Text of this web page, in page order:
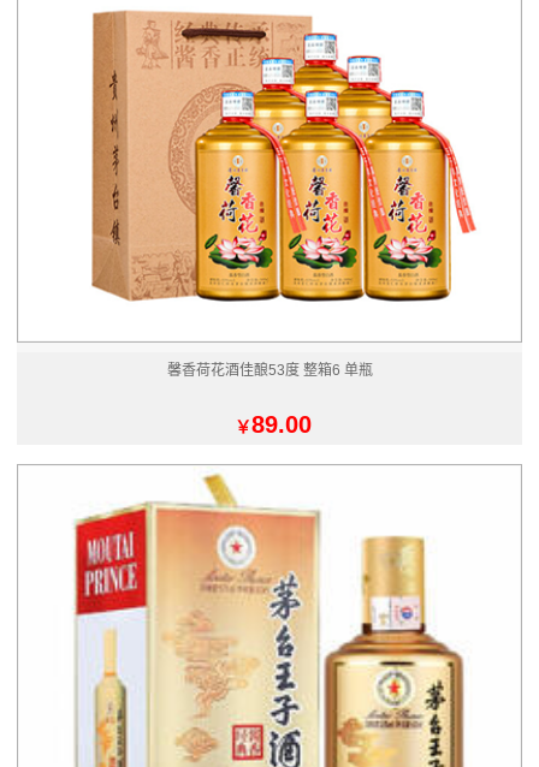
馨香荷花酒佳酿53度 整箱6 单瓶
￥89.00